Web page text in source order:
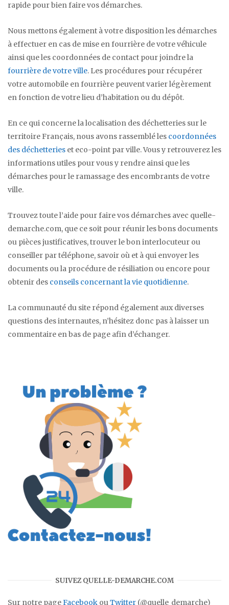
rapide pour bien faire vos démarches.
Nous mettons également à votre disposition les démarches
à effectuer en cas de mise en fourrière de votre véhicule
ainsi que les coordonnées de contact pour joindre la
fourrière de votre ville. Les procédures pour récupérer
votre automobile en fourrière peuvent varier légèrement
en fonction de votre lieu d’habitation ou du dépôt.
En ce qui concerne la localisation des déchetteries sur le
territoire Français, nous avons rassemblé les coordonnées
des déchetteries et eco-point par ville. Vous y retrouverez les
informations utiles pour vous y rendre ainsi que les
démarches pour le ramassage des encombrants de votre
ville.
Trouvez toute l’aide pour faire vos démarches avec quelle-
demarche.com, que ce soit pour réunir les bons documents
ou pièces justificatives, trouver le bon interlocuteur ou
conseiller par téléphone, savoir où et à qui envoyer les
documents ou la procédure de résiliation ou encore pour
obtenir des conseils concernant la vie quotidienne.
La communauté du site répond également aux diverses
questions des internautes, n’hésitez donc pas à laisser un
commentaire en bas de page afin d’échanger.
SUIVEZ QUELLE-DEMARCHE.COM
Sur notre pageFacebook ou Twitter (@quelle_demarche)